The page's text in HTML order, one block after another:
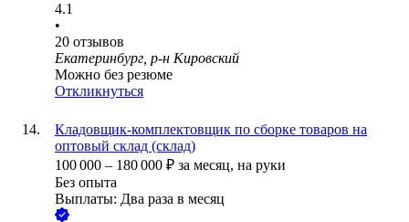
4.1
•
20 отзывов
Екатеринбург, р-н Кировский
Можно без резюме
Откликнуться
Кладовщик-комплектовщик по сборке товаров на
оптовый склад (склад)
100 000 – 180 000 ₽ за месяц, на руки
Без опыта
Выплаты: Два раза в месяц